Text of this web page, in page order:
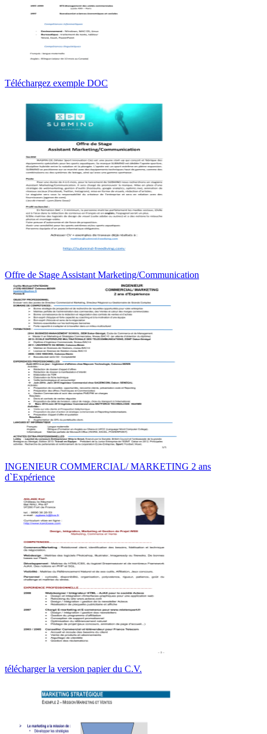
Téléchargez exemple DOC
Offre de Stage Assistant Marketing/Communication
INGENIEUR COMMERCIAL/ MARKETING 2 ans
d`Expérience
télécharger la version papier du C.V.